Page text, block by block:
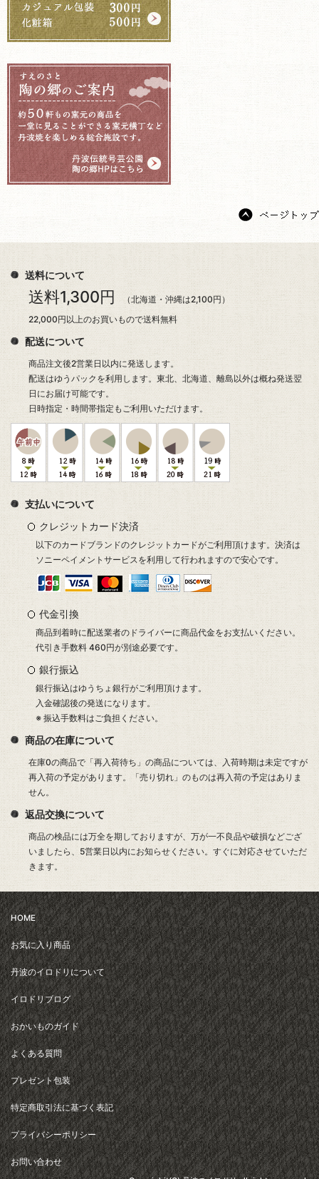
送料について
送料1,300円
（北海道・沖縄は2,100円）
22,000円以上のお買いもので送料無料
配送について
商品注文後2営業日以内に発送します。
配送はゆうパックを利用します。東北、北海道、離島以外は概ね発送翌
日にお届け可能です。
日時指定・時間帯指定もご利用いただけます。
支払いについて
クレジットカード決済
以下のカードブランドのクレジットカードがご利用頂けます。決済は
ソニーペイメントサービスを利用して行われますので安心です。
代金引換
商品到着時に配送業者のドライバーに商品代金をお支払いください。
代引き手数料 460円が別途必要です。
銀行振込
銀行振込はゆうちょ銀行がご利用頂けます。
入金確認後の発送になります。
※ 振込手数料はご負担ください。
商品の在庫について
在庫0の商品で「再入荷待ち」の商品については、入荷時期は未定ですが
再入荷の予定があります。「売り切れ」のものは再入荷の予定はありま
せん。
返品交換について
商品の検品には万全を期しておりますが、万が一不良品や破損などござ
いましたら、5営業日以内にお知らせください。すぐに対応させていただ
きます。
HOME
お気に入り商品
丹波のイロドリについて
イロドリブログ
おかいものガイド
よくある質問
プレゼント包装
特定商取引法に基づく表記
プライバシーポリシー
お問い合わせ